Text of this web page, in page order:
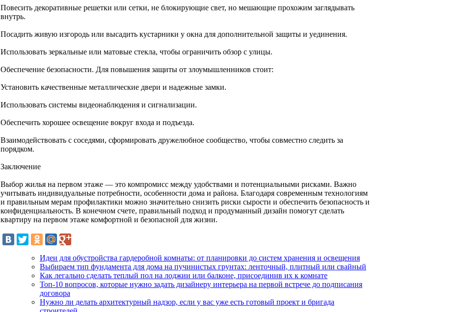
Повесить декоративные решетки или сетки, не блокирующие свет, но мешающие прохожим заглядывать
внутрь.
Посадить живую изгородь или высадить кустарники у окна для дополнительной защиты и уединения.
Использовать зеркальные или матовые стекла, чтобы ограничить обзор с улицы.
Обеспечение безопасности. Для повышения защиты от злоумышленников стоит:
Установить качественные металлические двери и надежные замки.
Использовать системы видеонаблюдения и сигнализации.
Обеспечить хорошее освещение вокруг входа и подъезда.
Взаимодействовать с соседями, сформировать дружелюбное сообщество, чтобы совместно следить за
порядком.
Заключение
Выбор жилья на первом этаже — это компромисс между удобствами и потенциальными рисками. Важно
учитывать индивидуальные потребности, особенности дома и района. Благодаря современным технологиям
и правильным мерам профилактики можно значительно снизить риски сырости и обеспечить безопасность и
конфиденциальность. В конечном счете, правильный подход и продуманный дизайн помогут сделать
квартиру на первом этаже комфортной и безопасной для жизни.
Идеи для обустройства гардеробной комнаты: от планировки до систем хранения и освещения
Выбираем тип фундамента для дома на пучинистых грунтах: ленточный, плитный или свайный
Как легально сделать теплый пол на лоджии или балконе, присоединив их к комнате
Топ-10 вопросов, которые нужно задать дизайнеру интерьера на первой встрече до подписания
договора
Нужно ли делать архитектурный надзор, если у вас уже есть готовый проект и бригада